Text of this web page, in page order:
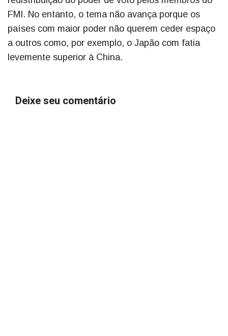
FMI. No entanto, o tema não avança porque os
países com maior poder não querem ceder espaço
a outros como, por exemplo, o Japão com fatia
levemente superior à China.
Deixe seu comentário